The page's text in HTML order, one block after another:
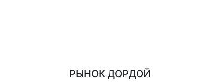
РЫНОК ДОРДОЙ